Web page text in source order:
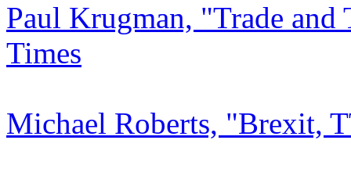
Paul Krugman, "Trade
Times
Michael Roberts, "Brexit,